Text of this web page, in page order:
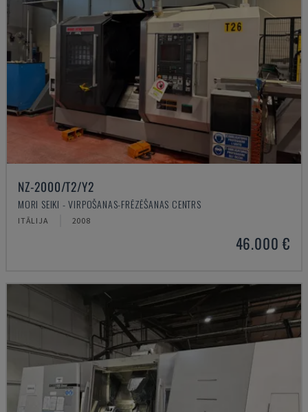
NZ-2000/T2/Y2
MORI SEIKI - VIRPOŠANAS-FRĒZĒŠANAS CENTRS
ITĀLIJA 2008
46.000 €